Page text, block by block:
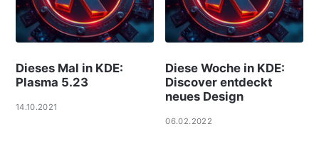
Dieses Mal in KDE:
Plasma 5.23
14.10.2021
Diese Woche in KDE:
Discover entdeckt
neues Design
06.02.2022